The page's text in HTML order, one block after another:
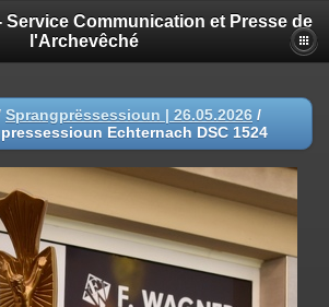
Service Communication et Presse de
l'Archevêché
Sprangprëssessioun | 26.05.2026 /
Echternach DSC 1524